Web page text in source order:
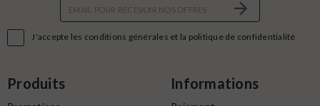
J'accepte les conditions générales et la politique de confidentialité
Produits Informations